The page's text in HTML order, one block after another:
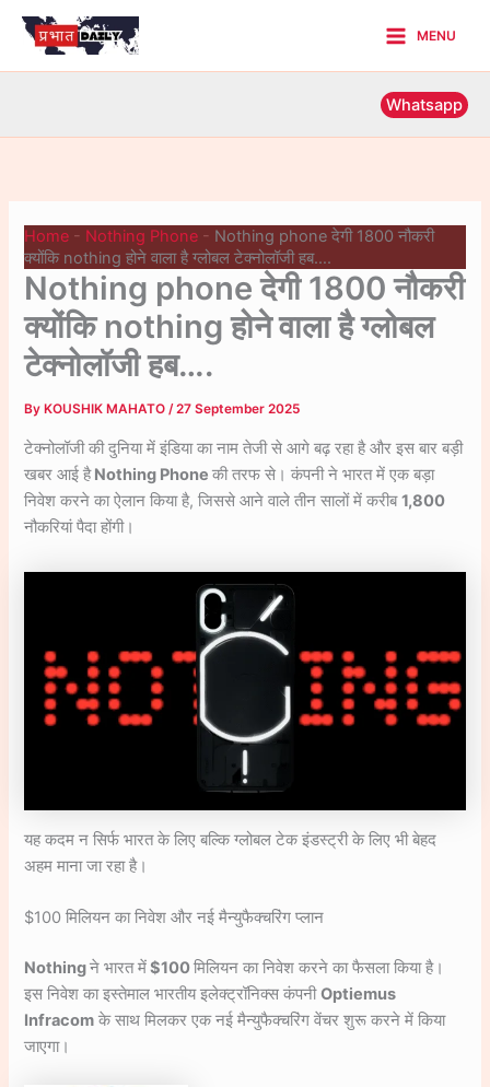
Skip
Menu
MENU
Whatsapp
Home - Nothing Phone - Nothing phone देगी 1800 नौकरी
क्योंकि nothing होने वाला है ग्लोबल टेक्नोलॉजी हब….
Nothing phone देगी 1800 नौकरी
क्योंकि nothing होने वाला है ग्लोबल
टेक्नोलॉजी हब….
By KOUSHIK MAHATO/27 September 2025
टेक्नोलॉजी की दुनिया में इंडिया का नाम तेजी से आगे बढ़ रहा है और इस बार बड़ी
खबर आई हैNothing Phoneकी तरफ से। कंपनी ने भारत में एक बड़ा
निवेश करने का ऐलान किया है, जिससे आने वाले तीन सालों में करीब1,800
नौकरियां पैदा होंगी।
यह कदम न सिर्फ भारत के लिए बल्कि ग्लोबल टेक इंडस्ट्री के लिए भी बेहद
अहम माना जा रहा है।
$100 मिलियन का निवेश और नई मैन्युफैक्चरिंग प्लान
Nothingने भारत में$100मिलियन का निवेश करने का फैसला किया है।
इस निवेश का इस्तेमाल भारतीय इलेक्ट्रॉनिक्स कंपनीOptiemus
Infracom के साथ मिलकर एक नई मैन्युफैक्चरिंग वेंचर शुरू करने में किया
जाएगा।